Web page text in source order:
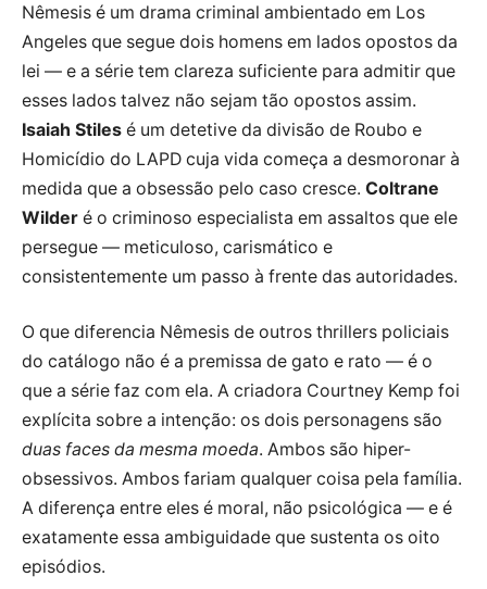
Nêmesis é um drama criminal ambientado em Los
Angeles que segue dois homens em lados opostos da
lei — e a série tem clareza suficiente para admitir que
esses lados talvez não sejam tão opostos assim.
Isaiah Stiles é um detetive da divisão de Roubo e
Homicídio do LAPD cuja vida começa a desmoronar à
medida que a obsessão pelo caso cresce. Coltrane
Wilder é o criminoso especialista em assaltos que ele
persegue — meticuloso, carismático e
consistentemente um passo à frente das autoridades.
O que diferencia Nêmesis de outros thrillers policiais
do catálogo não é a premissa de gato e rato — é o
que a série faz com ela. A criadora Courtney Kemp foi
explícita sobre a intenção: os dois personagens são
duas faces da mesma moeda. Ambos são hiper-
obsessivos. Ambos fariam qualquer coisa pela família.
A diferença entre eles é moral, não psicológica — e é
exatamente essa ambiguidade que sustenta os oito
episódios.